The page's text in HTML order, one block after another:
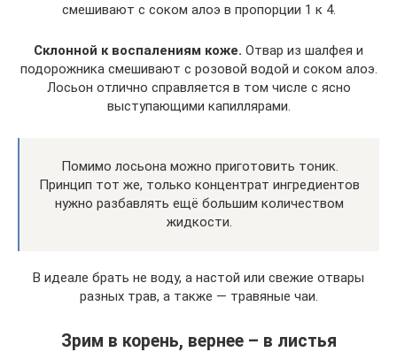
смешивают с соком алоэ в пропорции 1 к 4.
Склонной к воспалениям коже. Отвар из шалфея и
подорожника смешивают с розовой водой и соком алоэ.
Лосьон отлично справляется в том числе с ясно
выступающими капиллярами.
Помимо лосьона можно приготовить тоник.
Принцип тот же, только концентрат ингредиентов
нужно разбавлять ещё большим количеством
жидкости.
В идеале брать не воду, а настой или свежие отвары
разных трав, а также — травяные чаи.
Зрим в корень, вернее – в листья